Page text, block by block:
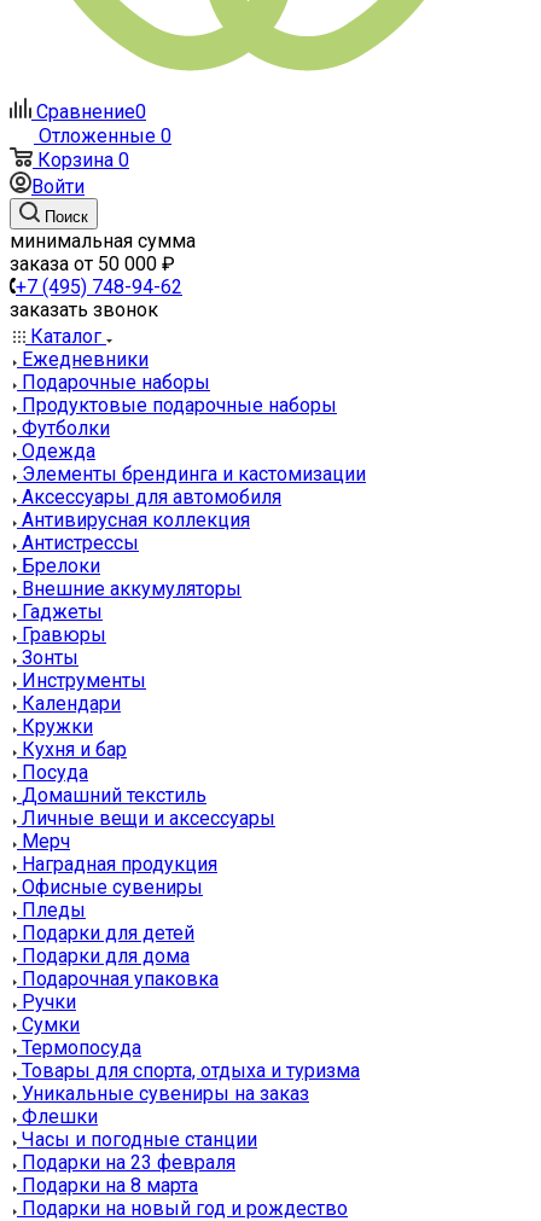
Сравнение0
Отложенные 0
Корзина 0
Войти
Поиск
минимальная сумма
заказа от 50 000 ₽
+7 (495) 748-94-62
заказать звонок
Каталог
Ежедневники
Подарочные наборы
Продуктовые подарочные наборы
Футболки
Одежда
Элементы брендинга и кастомизации
Аксессуары для автомобиля
Антивирусная коллекция
Антистрессы
Брелоки
Внешние аккумуляторы
Гаджеты
Гравюры
Зонты
Инструменты
Календари
Кружки
Кухня и бар
Посуда
Домашний текстиль
Личные вещи и аксессуары
Мерч
Наградная продукция
Офисные сувениры
Пледы
Подарки для детей
Подарки для дома
Подарочная упаковка
Ручки
Сумки
Термопосуда
Товары для спорта, отдыха и туризма
Уникальные сувениры на заказ
Флешки
Часы и погодные станции
Подарки на 23 февраля
Подарки на 8 марта
Подарки на новый год и рождество